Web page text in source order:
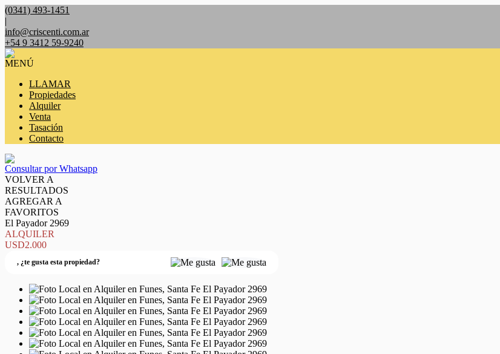
(0341) 493-1451
|
info@criscenti.com.ar
+54 9 3412 59-9240
MENÚ
LLAMAR
Propiedades
Alquiler
Venta
Tasación
Contacto
Consultar por Whatsapp
VOLVER A
RESULTADOS
AGREGAR A
FAVORITOS
El Payador 2969
ALQUILER
USD2.000
, ¿te gusta esta propiedad?